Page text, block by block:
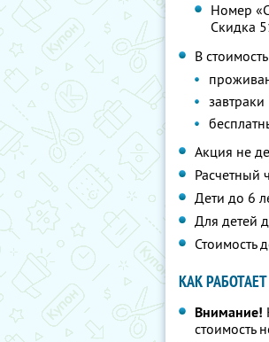
Номер
Скидка
В
завтраки
Акция не
Расчетный
Дети до 6
Для детей
Стоимость
КАК
Внимание!
стоимость